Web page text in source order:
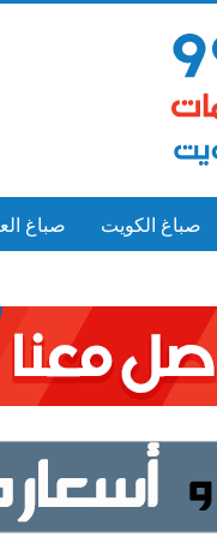
صباغ الكويت صباغ